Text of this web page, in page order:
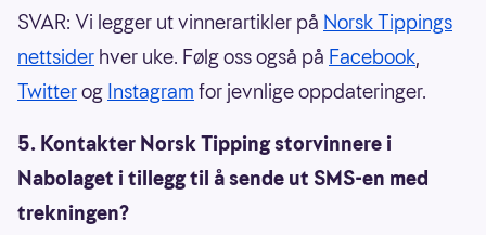
SVAR: Vi legger ut vinnerartikler på Norsk Tippings
nettsider hver uke. Følg oss også på Facebook,
Twitterog Instagram for jevnlige oppdateringer.
5. Kontakter Norsk Tipping storvinnere i
Nabolaget i tillegg til å sende ut SMS-en med
trekningen?